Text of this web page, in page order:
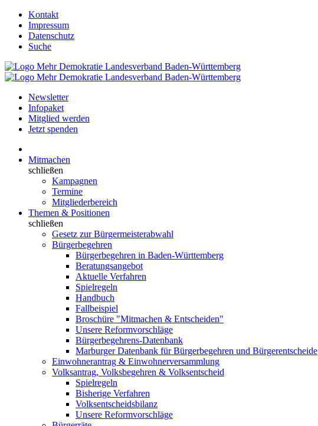
Kontakt
Impressum
Datenschutz
Suche
Newsletter
Infopaket
Mitglied werden
Jetzt spenden
Mitmachen
schließen
Kampagnen
Termine
Mitgliederbereich
Themen & Positionen
schließen
Gesetz zur Bürgermeisterabwahl
Bürgerbegehren
Bürgerbegehren in Baden-Württemberg
Beratungsangebot
Aktuelle Verfahren
Spielregeln
Handbuch
Fallbeispiel
Broschüre "Mitmachen & Entscheiden"
Unsere Reformvorschläge
Bürgerbegehrens-Datenbank
Marburger Datenbank für Bürgerbegehren und Bürgerentscheide
Einwohnerantrag & Einwohnerversammlung
Volksantrag, Volksbegehren & Volksentscheid
Spielregeln
Bisherige Verfahren
Volksentscheidsbilanz
Unsere Reformvorschläge